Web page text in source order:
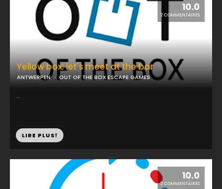
10.0
2 COMMENTAIRES
Yellow box: let's meet at the bar
ANTWERPEN OUT OF THE BOX ESCAPE GAMES
...
LIRE PLUS!
10.0
2 COMMENTAIRES